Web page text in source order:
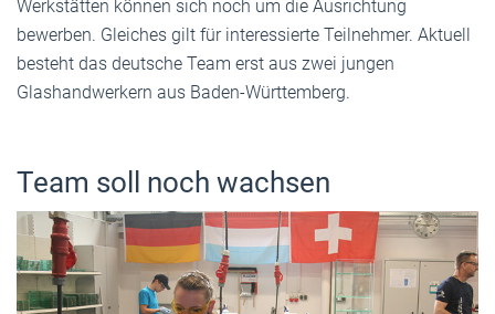
Werkstätten können sich noch um die Ausrichtung
bewerben. Gleiches gilt für interessierte Teilnehmer. Aktuell
besteht das deutsche Team erst aus zwei jungen
Glashandwerkern aus Baden-Württemberg.
Team soll noch wachsen